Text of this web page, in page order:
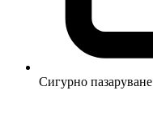
Сигурно пазаруване